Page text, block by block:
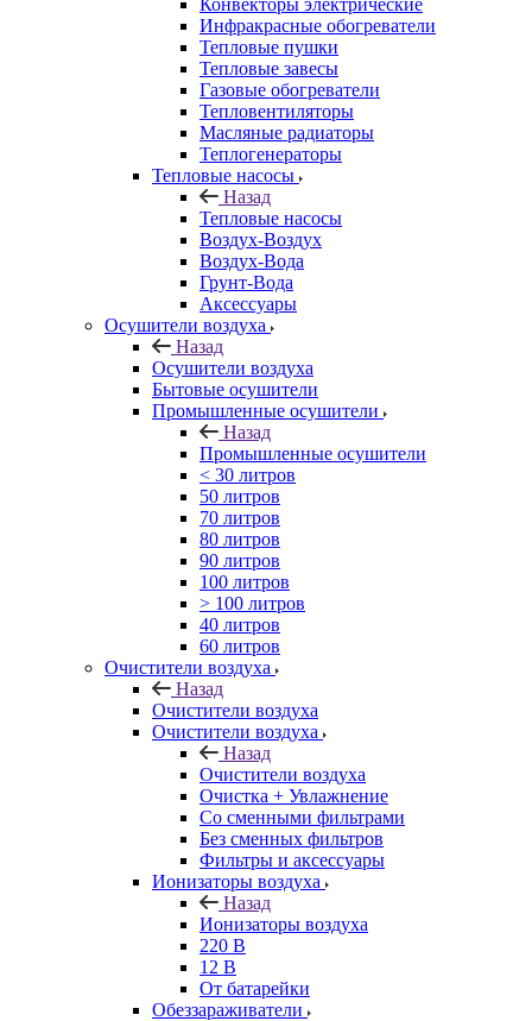
Конвекторы электрические
Инфракрасные обогреватели
Тепловые пушки
Тепловые завесы
Газовые обогреватели
Тепловентиляторы
Масляные радиаторы
Теплогенераторы
Тепловые насосы
Назад
Тепловые насосы
Воздух-Воздух
Воздух-Вода
Грунт-Вода
Аксессуары
Осушители воздуха
Назад
Осушители воздуха
Бытовые осушители
Промышленные осушители
Назад
Промышленные осушители
< 30 литров
50 литров
70 литров
80 литров
90 литров
100 литров
> 100 литров
40 литров
60 литров
Очистители воздуха
Назад
Очистители воздуха
Очистители воздуха
Назад
Очистители воздуха
Очистка + Увлажнение
Cо сменными фильтрами
Без сменных фильтров
Фильтры и аксессуары
Ионизаторы воздуха
Назад
Ионизаторы воздуха
220 В
12 В
От батарейки
Обеззараживатели